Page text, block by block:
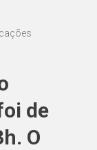
de
O